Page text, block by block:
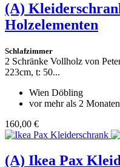
(A)
Holzelementen
Schlafzimmer
2 Schränke Vollholz von
223cm, t: 50...
Wien Döbling
vor mehr als 2 Monaten
160,00 €
(A) Ikea Pax